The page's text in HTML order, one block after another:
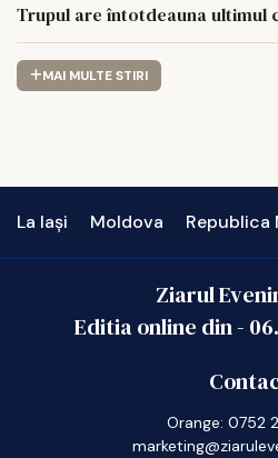
Trupul are întotdeauna ultimul
MAI MULTE STIRI
La Iași Moldova Republica
Ziarul
Editia online din -
Orange: 0752